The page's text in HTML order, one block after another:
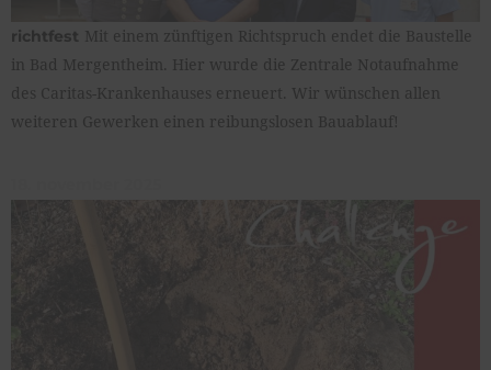
richtfest Mit einem zünftigen Richtspruch endet die Baustelle
in Bad Mergentheim. Hier wurde die Zentrale Notaufnahme
des Caritas-Krankenhauses erneuert. Wir wünschen allen
weiteren Gewerken einen reibungslosen Bauablauf!